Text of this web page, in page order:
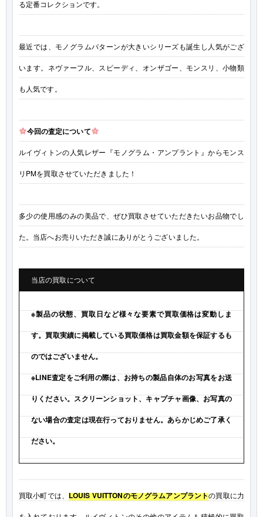
る定番コレクションです。
最近では、モノグラムパターンが大きいシリーズも誕生し人気がござ
います。ネヴァーフル、スピーディ、オンザゴー、モンスリ、小物類
も人気です。
今回の査定について
ルイヴィトンの人気レザー『モノグラム・アンプラント』からモンス
リPMを買取させていただきました！
多少の使用感のみの美品で、ぜひ買取させていただきたいお品物でし
た。当店へお売りいただき誠にありがとうございました。
当店の買取について
※製品の状態、買取日など様々な要素で買取価格は変動しま
す。買取実績に掲載している買取価格は買取金額を保証するも
のではございません。
※LINE査定をご利用の際は、お持ちの製品自体のお写真をお送
りください。スクリーンショット、キャプチャ画像、お写真の
ない場合の査定は現在行っておりません。あらかじめご了承く
ださい。
買取小町では、 LOUIS VUITTONのモノグラムアンプラントの買取に力